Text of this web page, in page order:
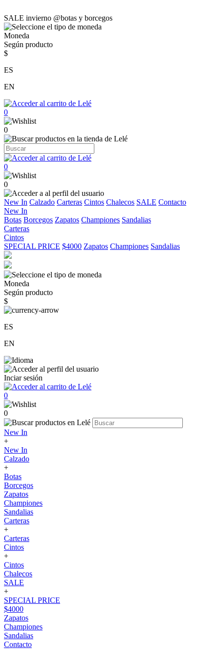
SALE invierno @botas y borcegos
Moneda
Según producto
$
ES
EN
0
0
0
0
New In Calzado Carteras Cintos Chalecos SALE Contacto
New In
Botas Borcegos Zapatos Championes Sandalias
Carteras
Cintos
SPECIAL PRICE $4000 Zapatos Championes Sandalias
Moneda
Según producto
$
ES
EN
Inciar sesión
0
0
New In
+
New In
Calzado
+
Botas
Borcegos
Zapatos
Championes
Sandalias
Carteras
+
Carteras
Cintos
+
Cintos
Chalecos
SALE
+
SPECIAL PRICE
$4000
Zapatos
Championes
Sandalias
Contacto